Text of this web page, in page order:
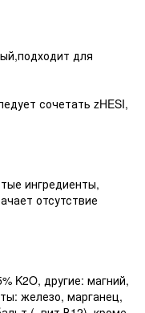
для
сочетать zHESI,
ингредиенты,
отсутствие
K2O, другие: магний,
железо, марганец,